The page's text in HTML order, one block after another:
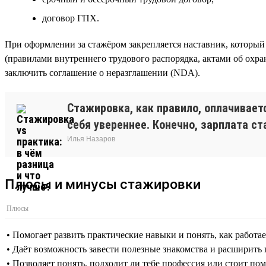
договор ГПХ.
При оформлении за стажёром закрепляется наставник,
(правилами внутреннего трудового распорядка, актами об
заключить соглашение о неразглашении (NDA).
Стажировка, как правило,
себя увереннее. Конечно, зарплата
Илья Назаров
Плюсы и минусы стажировки
Плюсы
• Помогает развить практические навыки и понять, как
• Даёт возможность завести полезные знакомства и
• Позволяет понять, подходит ли тебе профессия или стоит